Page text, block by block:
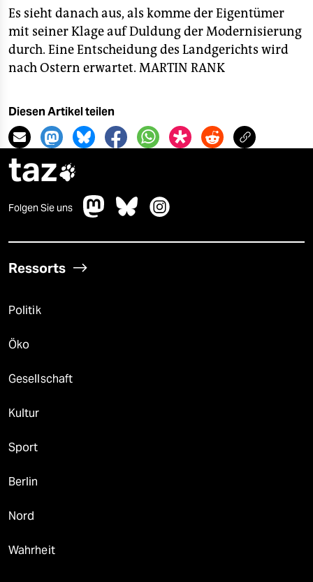
Es sieht danach aus, als komme der Eigentümer
mit seiner Klage auf Duldung der Modernisierung
durch. Eine Entscheidung des Landgerichts wird
nach Ostern erwartet. MARTIN RANK
Diesen Artikel teilen
taz
Folgen Sie uns
Ressorts
Politik
Öko
Gesellschaft
Kultur
Sport
Berlin
Nord
Wahrheit